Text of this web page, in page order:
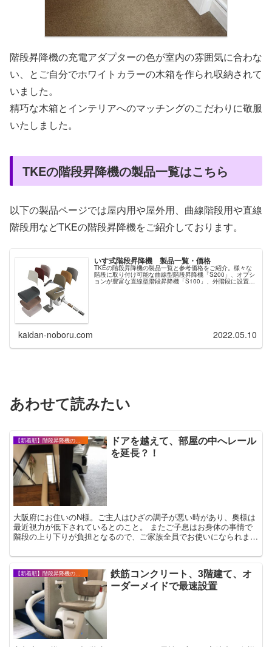
階段昇降機の充電アダプターの色が室内の雰囲気に合わな
い、とご自分でホワイトカラーの木箱を作られ収納されて
いました。
精巧な木箱とインテリアへのマッチングのこだわりに敬服
いたしました。
TKEの階段昇降機の製品一覧はこちら
以下の製品ページでは屋内用や屋外用、曲線階段用や直線
階段用などTKEの階段昇降機をご紹介しております。
いす式階段昇降機 製品一覧・価格
TKEの階段昇降機の製品一覧と参考価格をご紹介。様々な
階段に取り付け可能な曲線型階段昇降機「S200」、オプシ
ョンが豊富な直線型階段昇降機「S100」、外階段に設置で
kaidan-noboru.com 2022.05.10
あわせて読みたい
【新着順】階段昇降機の設置事例・お客様の声
ドアを越えて、部屋の中へレール
を延長？！
大阪府にお住いのN様。ご主人はひざの調子が悪い時があり、奥様は
最近視力が低下されているとのこと。 またご子息はお身体の事情で
階段の上り下りが負担となるので、ご家族全員でお使いになられま
鉄筋コンクリート、3階建て、オ
ーダーメイドで最速設置